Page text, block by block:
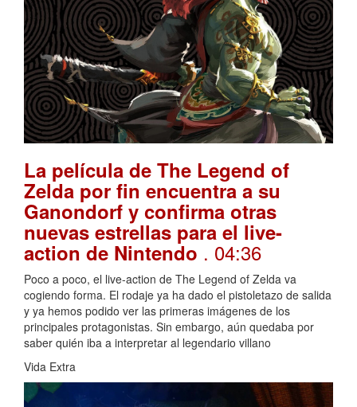
La película de The Legend of
Zelda por fin encuentra a su
Ganondorf y confirma otras
nuevas estrellas para el live-
action de Nintendo . 04:36
Poco a poco, el live-action de The Legend of Zelda va
cogiendo forma. El rodaje ya ha dado el pistoletazo de salida
y ya hemos podido ver las primeras imágenes de los
principales protagonistas. Sin embargo, aún quedaba por
saber quién iba a interpretar al legendario villano
Vida Extra